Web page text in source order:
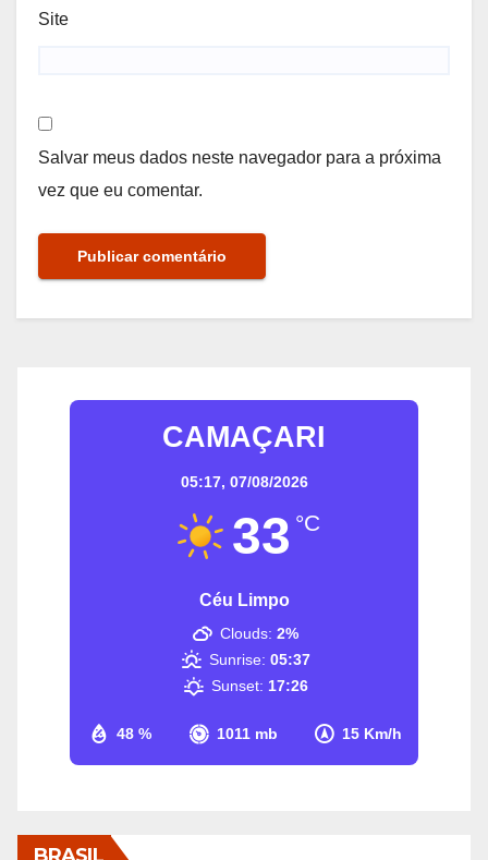
Site
Salvar meus dados neste navegador para a próxima
vez que eu comentar.
CAMAÇARI
05:17, 07/08/2026
33 °C
Céu Limpo
48 % 1011 mb 15 Km/h
Clouds: 2%
Sunrise: 05:37
Sunset: 17:26